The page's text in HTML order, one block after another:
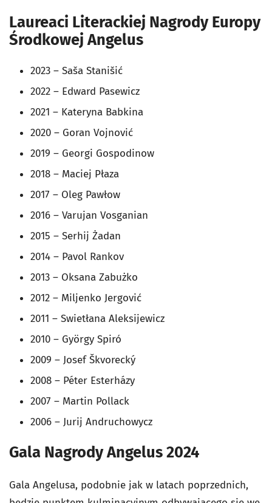
Laureaci Literackiej Nagrody Europy
Środkowej Angelus
2023 – Saša Stanišić
2022 – Edward Pasewicz
2021 – Kateryna Babkina
2020 – Goran Vojnović
2019 – Georgi Gospodinow
2018 – Maciej Płaza
2017 – Oleg Pawłow
2016 – Varujan Vosganian
2015 – Serhij Żadan
2014 – Pavol Rankov
2013 – Oksana Zabużko
2012 – Miljenko Jergović
2011 – Swietłana Aleksijewicz
2010 – György Spiró
2009 – Josef Škvorecký
2008 – Péter Esterházy
2007 – Martin Pollack
2006 – Jurij Andruchowycz
Gala Nagrody Angelus 2024
Gala Angelusa, podobnie jak w latach poprzednich,